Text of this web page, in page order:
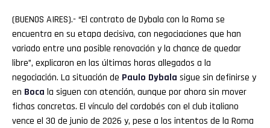
(BUENOS AIRES).- “El contrato de Dybala con la Roma se
encuentra en su etapa decisiva, con negociaciones que han
variado entre una posible renovación y la chance de quedar
libre”, explicaron en las últimas horas allegados a la
negociación. La situación de Paulo Dybala sigue sin definirse y
en Boca la siguen con atención, aunque por ahora sin mover
fichas concretas. El vínculo del cordobés con el club italiano
vence el 30 de junio de 2026 y, pese a los intentos de la Roma